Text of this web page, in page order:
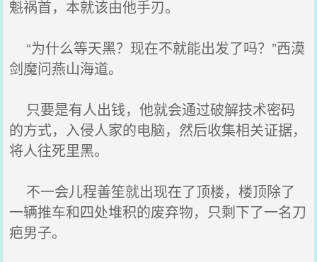
魁祸首，本就该由他手刃。
“为什么等天黑？现在不就能出发了吗？”西漠
剑魔问燕山海道。
只要是有人出钱，他就会通过破解技术密码
的方式，入侵人家的电脑，然后收集相关证据，
将人往死里黑。
不一会儿程善笙就出现在了顶楼，楼顶除了
一辆推车和四处堆积的废弃物，只剩下了一名刀
疤男子。